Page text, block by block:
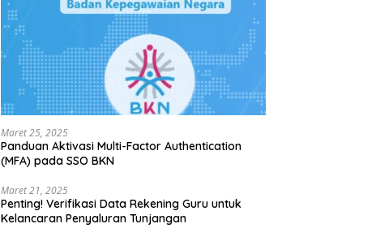
Maret 25, 2025
Panduan Aktivasi Multi-Factor Authentication
(MFA) pada SSO BKN
Maret 21, 2025
Penting! Verifikasi Data Rekening Guru untuk
Kelancaran Penyaluran Tunjangan